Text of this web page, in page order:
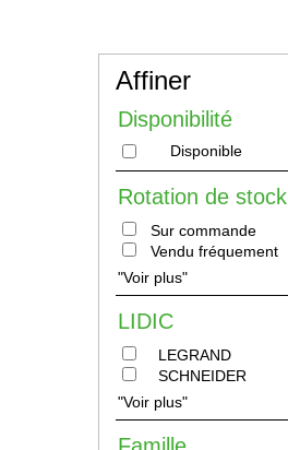
Affiner
Disponibilité
Disponible
Rotation de stock
Sur commande
Vendu fréquement
"Voir plus"
LIDIC
LEGRAND
SCHNEIDER
"Voir plus"